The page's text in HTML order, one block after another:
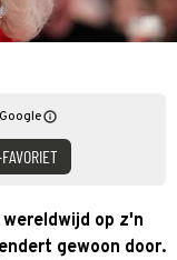
op z'n
gewoon door.